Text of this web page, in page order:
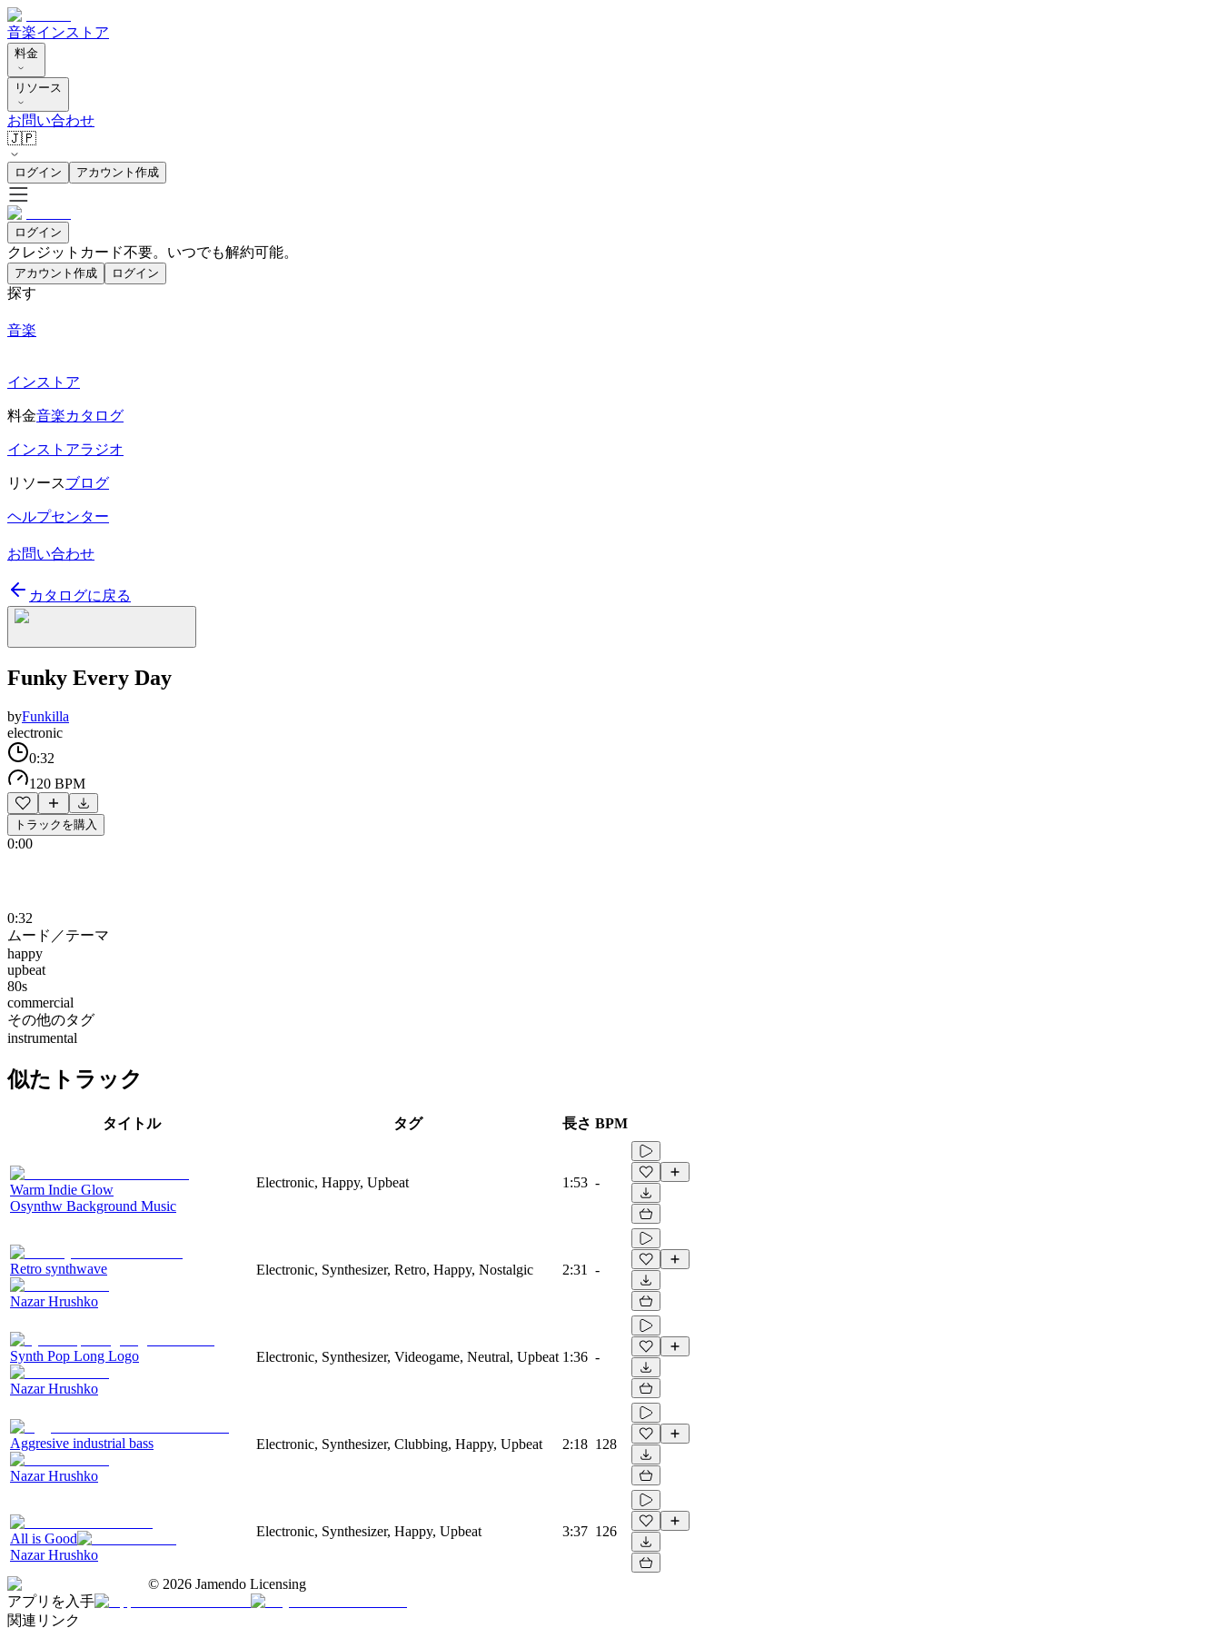
音楽インストア
料金
リソース
お問い合わせ
🇯🇵
ログイン アカウント作成
ログイン
クレジットカード不要。いつでも解約可能。
アカウント作成 ログイン
探す
音楽
インストア
料金音楽カタログ
インストアラジオ
リソースブログ
ヘルプセンター
お問い合わせ
カタログに戻る
Funky Every Day
byFunkilla
electronic
0:32
120 BPM
トラックを購入
0:00
0:32
ムード／テーマ
happy
upbeat
80s
commercial
その他のタグ
instrumental
似たトラック
タイトル タグ 長さ BPM
Warm Indie Glow
Osynthw Background Music
Electronic, Happy, Upbeat 1:53 -
Retro synthwave
Nazar Hrushko
Electronic, Synthesizer, Retro, Happy, Nostalgic 2:31 -
Synth Pop Long Logo
Nazar Hrushko
Electronic, Synthesizer, Videogame, Neutral, Upbeat 1:36 -
Aggresive industrial bass
Nazar Hrushko
Electronic, Synthesizer, Clubbing, Happy, Upbeat 2:18 128
All is Good
Nazar Hrushko
Electronic, Synthesizer, Happy, Upbeat 3:37 126
© 2026 Jamendo Licensing
アプリを入手
関連リンク